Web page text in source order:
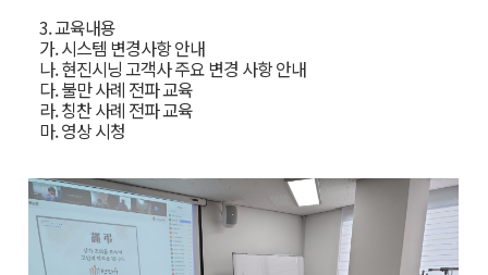
3. 교육내용
가. 시스템 변경사항 안내
나. 현진시닝 고객사 주요 변경 사항 안내
다. 불만 사례 전파 교육
라. 칭찬 사례 전파 교육
마. 영상 시청